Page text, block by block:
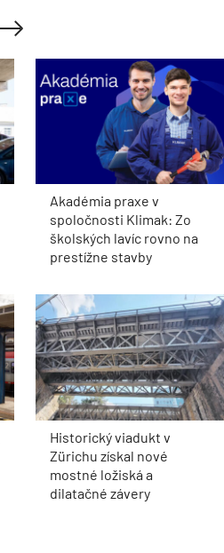
Akadémia praxe v
spoločnosti Klimak: Zo
školských lavíc rovno na
prestížne stavby
Historický viadukt v
Zürichu získal nové
mostné ložiská a
dilatačné závery